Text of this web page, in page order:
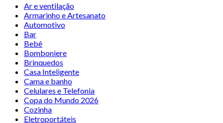
Ar e ventilação
Armarinho e Artesanato
Automotivo
Bar
Bebê
Bomboniere
Brinquedos
Casa Inteligente
Cama e banho
Celulares e Telefonia
Copa do Mundo 2026
Cozinha
Eletroportáteis